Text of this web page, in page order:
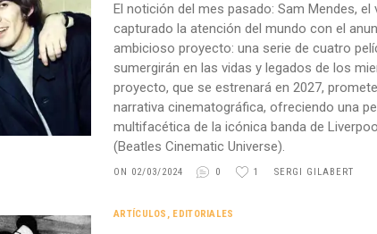
El notición del mes pasado: Sam Mendes,
capturado la atención del mundo con el
ambicioso proyecto: una serie de cuatro
sumergirán en las vidas y legados de los
proyecto, que se estrenará en 2027,
narrativa cinematográfica, ofreciendo una
multifacética de la icónica banda de
(Beatles Cinematic Universe).
ON 02/03/2024 0 1 SERGI GILABERT
ARTÍCULOS , EDITORIALES